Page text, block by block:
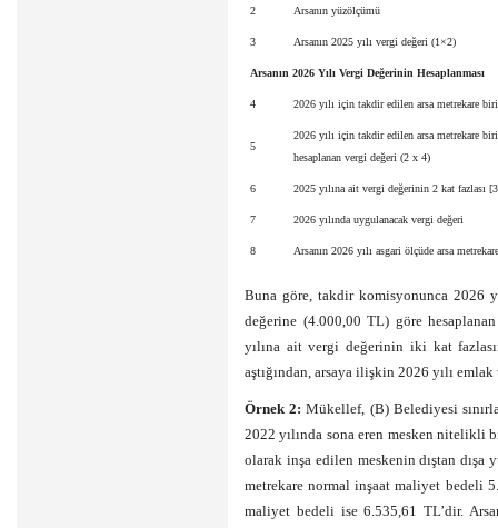
2 Arsanın yüzölçümü
3 Arsanın 2025 yılı vergi değeri (1×2)
Arsanın 2026 Yılı Vergi Değerinin Hesaplanması
4 2026 yılı için takdir edilen arsa metrekare
5
2026 yılı için takdir edilen arsa metrekare
hesaplanan vergi değeri (2 x 4)
6 2025 yılına ait vergi değerinin 2 kat fazlası
7 2026 yılında uygulanacak vergi değeri
8 Arsanın 2026 yılı asgari ölçüde arsa
Buna göre, takdir komisyonunca 2026
değerine (4.000,00 TL) göre
yılına ait vergi değerinin iki kat
aştığından, arsaya ilişkin 2026 yılı
Örnek 2: Mükellef, (B) Belediyesi
2022 yılında sona eren mesken nitelikli
olarak inşa edilen meskenin dıştan dışa
metrekare normal inşaat maliyet bedeli
maliyet bedeli ise 6.535,61 TL’dir.